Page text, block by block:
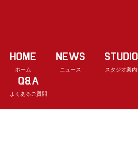
HOME
ホーム
NEWS
ニュース
STUDIO
スタジオ案内
Q&A
よくあるご質問